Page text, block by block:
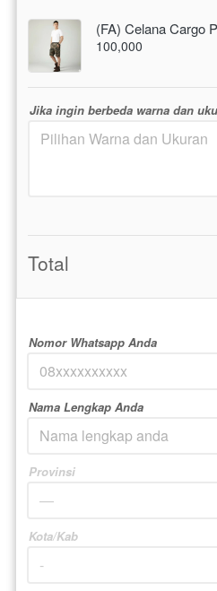
Nomor Whatsapp Anda
Nama Lengkap Anda
Provinsi
—
Kota/Kab
(FA) Celana Cargo
100,000
Jika ingin berbeda warna dan
Total